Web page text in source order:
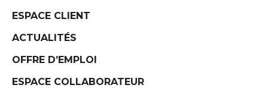
ESPACE CLIENT
ACTUALITÉS
OFFRE D’EMPLOI
ESPACE COLLABORATEUR